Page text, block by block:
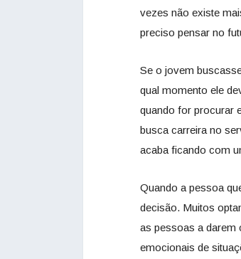
vezes não existe
preciso pensar no
Se o jovem
qual momento ele
quando for procurar
busca carreira no
acaba ficando com
Quando a pessoa
decisão. Muitos
as pessoas a darem
emocionais de